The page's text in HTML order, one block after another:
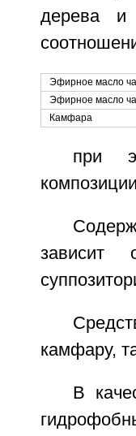
дерева и
Эфирное масло
Эфирное масло
Камфара
при
зависит
камфару,
В